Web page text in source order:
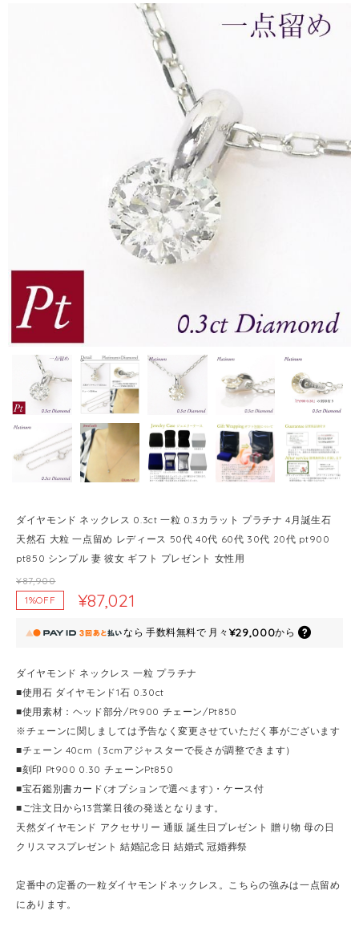
ダイヤモンド ネックレス 0.3ct 一粒 0.3カラット プラチナ 4月誕生石
天然石 大粒 一点留め レディース 50代 40代 60代 30代 20代 pt900
pt850 シンプル 妻 彼女 ギフト プレゼント 女性用
¥87,900
1%OFF
¥87,021
なら 手数料無料で 月々 ¥29,000から
ダイヤモンド ネックレス 一粒 プラチナ
■使用石 ダイヤモンド1石 0.30ct
■使用素材：ヘッド部分/Pt900 チェーン/Pt850
※チェーンに関しましては予告なく変更させていただく事がございます
■チェーン 40cm（3cmアジャスターで長さが調整できます）
■刻印 Pt900 0.30 チェーンPt850
■宝石鑑別書カード(オプションで選べます)・ケース付
■ご注文日から13営業日後の発送となります。
天然ダイヤモンド アクセサリー 通販 誕生日プレゼント 贈り物 母の日
クリスマスプレゼント 結婚記念日 結婚式 冠婚葬祭
定番中の定番の一粒ダイヤモンドネックレス。こちらの強みは一点留め
にあります。